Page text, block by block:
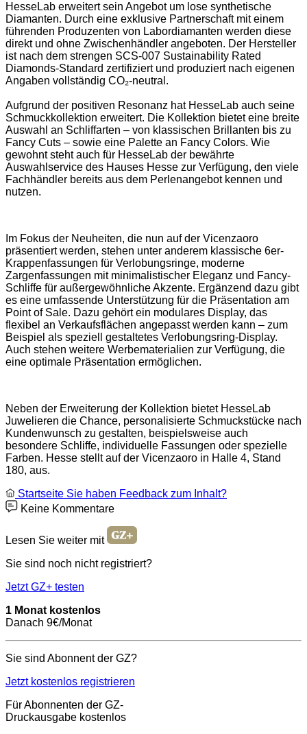
HesseLab erweitert sein Angebot um lose synthetische
Diamanten. Durch eine exklusive Partnerschaft mit einem
führenden Produzenten von Labordiamanten werden diese
direkt und ohne Zwischenhändler angeboten. Der Hersteller
ist nach dem strengen SCS-007 Sustainability Rated
Diamonds-Standard zertifiziert und produziert nach eigenen
Angaben vollständig CO₂-neutral.
Aufgrund der positiven Resonanz hat HesseLab auch seine
Schmuckkollektion erweitert. Die Kollektion bietet eine breite
Auswahl an Schliffarten – von klassischen Brillanten bis zu
Fancy Cuts – sowie eine Palette an Fancy Colors. Wie
gewohnt steht auch für HesseLab der bewährte
Auswahlservice des Hauses Hesse zur Verfügung, den viele
Fachhändler bereits aus dem Perlenangebot kennen und
nutzen.
Im Fokus der Neuheiten, die nun auf der Vicenzaoro
präsentiert werden, stehen unter anderem klassische 6er-
Krappenfassungen für Verlobungsringe, moderne
Zargenfassungen mit minimalistischer Eleganz und Fancy-
Schliffe für außergewöhnliche Akzente. Ergänzend dazu gibt
es eine umfassende Unterstützung für die Präsentation am
Point of Sale. Dazu gehört ein modulares Display, das
flexibel an Verkaufsflächen angepasst werden kann – zum
Beispiel als speziell gestaltetes Verlobungsring-Display.
Auch stehen weitere Werbematerialien zur Verfügung, die
eine optimale Präsentation ermöglichen.
Neben der Erweiterung der Kollektion bietet HesseLab
Juwelieren die Chance, personalisierte Schmuckstücke nach
Kundenwunsch zu gestalten, beispielsweise auch
besondere Schliffe, individuelle Fassungen oder spezielle
Farben. Hesse stellt auf der Vicenzaoro in Halle 4, Stand
180, aus.
Startseite Sie haben Feedback zum Inhalt?
Keine Kommentare
Lesen Sie weiter mit
Sie sind noch nicht registriert?
Jetzt GZ+ testen
1 Monat kostenlos
Danach 9€/Monat
Sie sind Abonnent der GZ?
Jetzt kostenlos registrieren
Für Abonnenten der GZ-
Druckausgabe kostenlos